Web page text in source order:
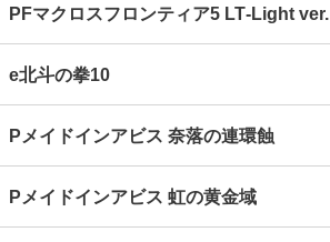
PFマクロスフロンティア5 LT‐Light ver.
e北斗の拳10
Pメイドインアビス 奈落の連環蝕
Pメイドインアビス 虹の黄金域